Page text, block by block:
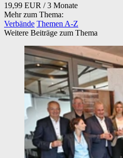
19,99 EUR / 3 Monate
Mehr zum Thema:
Verbände Themen A-Z
Weitere Beiträge zum Thema